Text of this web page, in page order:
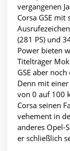
vergangenen
Corsa GSE
(281 PS) und
Power bieten
Titelträger
GSE aber
Denn mit
von 0 auf 100
Corsa seinen
vehement in
anderes Opel-
er schließlich